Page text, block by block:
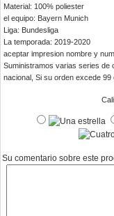
Material: 100% poliester
el equipo: Bayern Munich
Liga: Bundesliga
La temporada: 2019-2020
aceptar impresion nombre y
Suministramos varias series de
nacional, Si su orden excede
Su comentario sobre este